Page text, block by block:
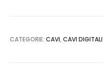
CATEGORIE: CAVI, CAVI DIGITALI